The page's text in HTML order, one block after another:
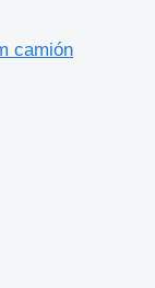
camión